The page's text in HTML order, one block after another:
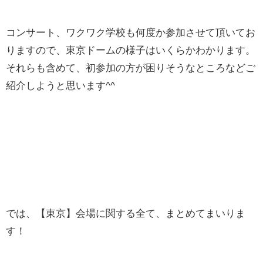
コンサート、ワクワク学校も何度か参加させて頂いてお
りますので、東京ドームの様子はいくらかわかります。
それらも含めて、初参加の方が困りそうなところなどご
紹介しようと思います^^
では、【東京】会場に関する全て、まとめてまいりま
す！